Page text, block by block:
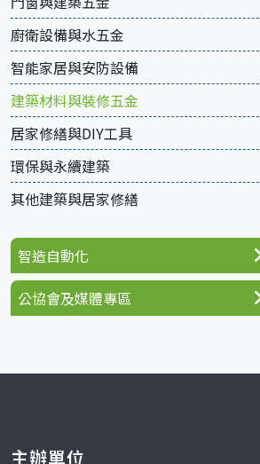
廚衛設備與水五金
智能家居與安防設備
建築材料與裝修五金
居家修繕與DIY工具
環保與永續建築
其他建築與居家修繕
智造自動化
公協會及媒體專區
主辦單位